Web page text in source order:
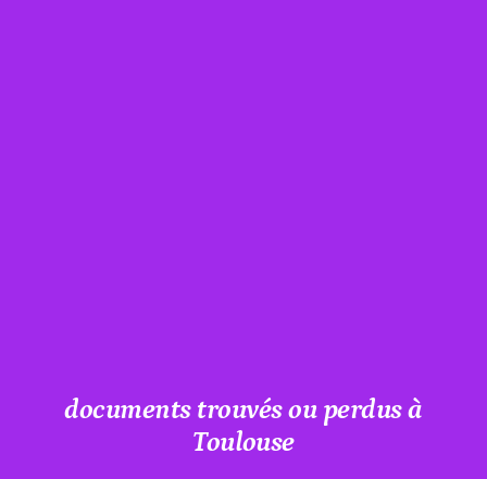
documents trouvés ou perdus à
Toulouse